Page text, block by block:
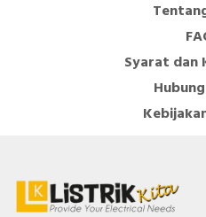
Perangkat pengunci
Produk ramah
berdaya rendah,
seperti CFC dan silikon
Syarat dan